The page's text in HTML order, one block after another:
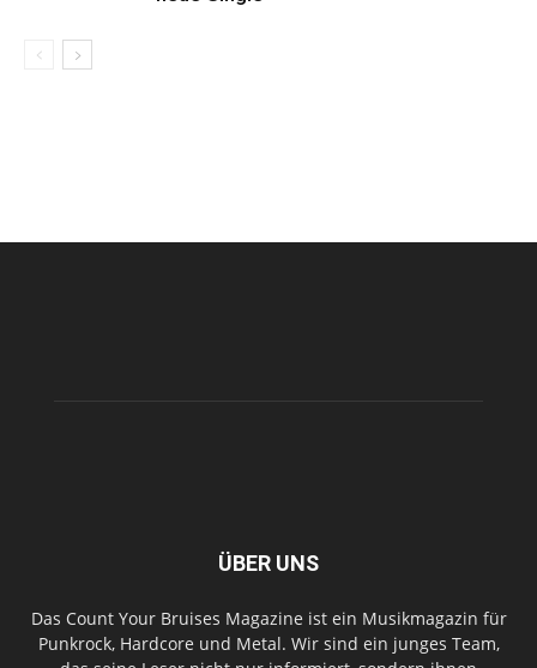
ÜBER UNS
Das Count Your Bruises Magazine ist ein Musikmagazin für
Punkrock, Hardcore und Metal. Wir sind ein junges Team,